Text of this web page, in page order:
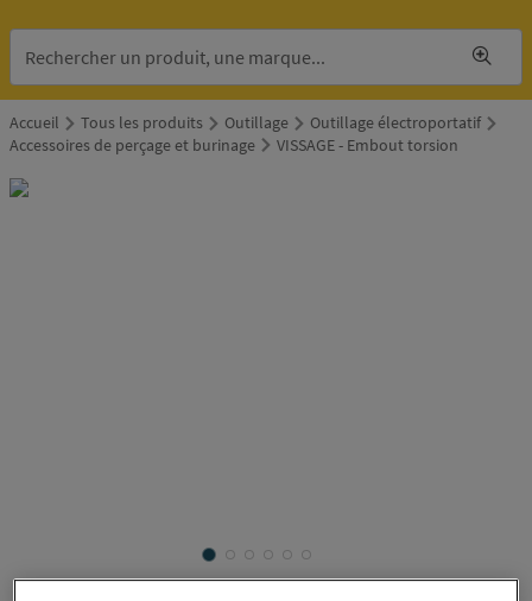
Accueil Tous les produits Outillage
Outillage électroportatif
Accessoires de perçage et burinage
VISSAGE - Embout torsion